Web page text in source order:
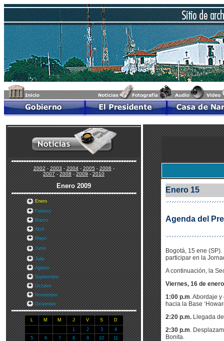
2002-2003-2004-2005-2006-
2007-2008-2009-2010
Enero2009
Enero
Febrero
Marzo
Abril
Mayo
Junio
Julio
Agosto
Septiembre
Octubre
Noviembre
Diciembre
L M M J V S
D
1
2 3
4
5
6 7 8 9 10
11
Enero 15
Agenda del
Bogotá, 15 ene
participar en la
A continuación, la
Viernes, 16 de
1:00 p.m. Abordaje
hacia la Base
2:20 p.m. Llegada
2:30 p.m.
Bonita.